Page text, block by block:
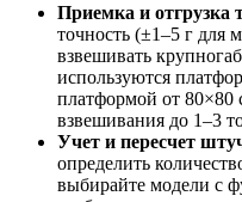
Приемка и отгрузка
точность (±1–5 г для
взвешивать
используются
платформой от 80×80
взвешивания до 1–3
Учет и пересчет
определить
выбирайте модели с